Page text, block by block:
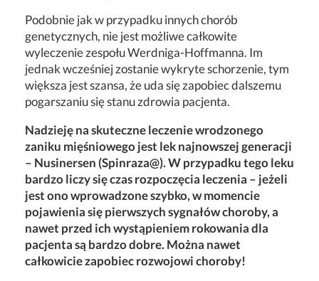
Podobnie jak w przypadku innych chorób
genetycznych, nie jest możliwe całkowite
wyleczenie zespołu Werdniga-Hoffmanna. Im
jednak wcześniej zostanie wykryte schorzenie, tym
większa jest szansa, że uda się zapobiec dalszemu
pogarszaniu się stanu zdrowia pacjenta.
Nadzieję na skuteczne leczenie wrodzonego
zaniku mięśniowego jest lek najnowszej generacji
– Nusinersen (Spinraza@). W przypadku tego leku
bardzo liczy się czas rozpoczęcia leczenia – jeżeli
jest ono wprowadzone szybko, w momencie
pojawienia się pierwszych sygnałów choroby, a
nawet przed ich wystąpieniem rokowania dla
pacjenta są bardzo dobre. Można nawet
całkowicie zapobiec rozwojowi choroby!